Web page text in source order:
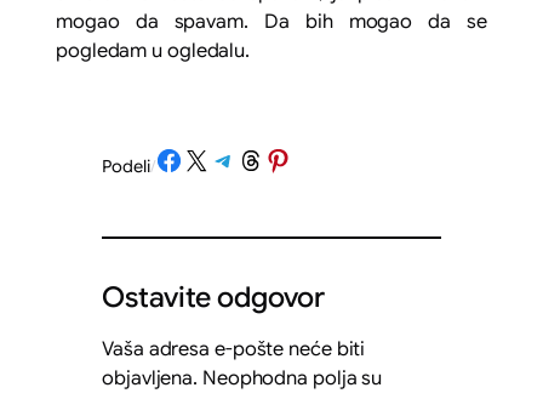
mogao da spavam. Da bih mogao da se
pogledam u ogledalu.
Podeli/Share on Facebook
Share on X Share on Telegram
Share on Threads
Share on Pinterest
Ostavite odgovor
Vaša adresa e-pošte neće biti
objavljena. Neophodna polja su